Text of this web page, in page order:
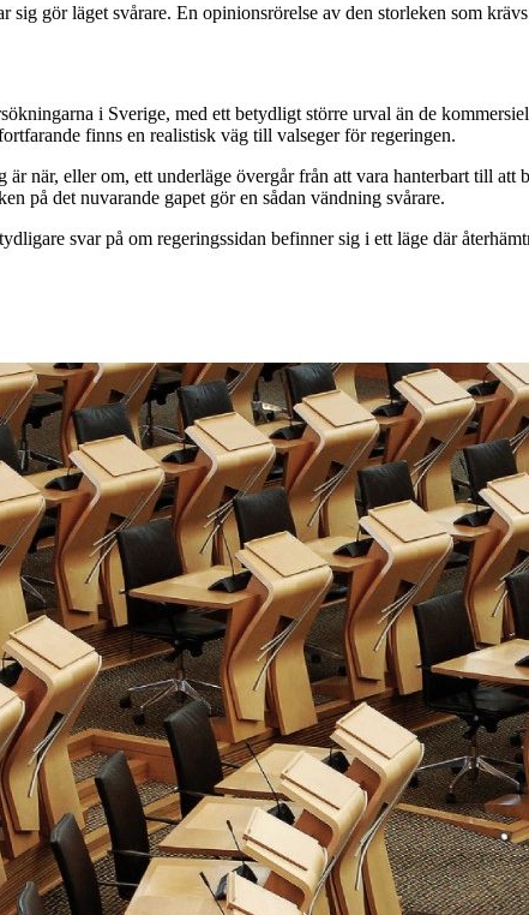
sig gör läget svårare. En opinionsrörelse av den storleken som
i Sverige, med ett betydligt större urval än de
finns en realistisk väg till valseger för regeringen.
är när, eller om, ett underläge övergår från att vara hanterbart till
på det nuvarande gapet gör en sådan vändning svårare.
svar på om regeringssidan befinner sig i ett läge där